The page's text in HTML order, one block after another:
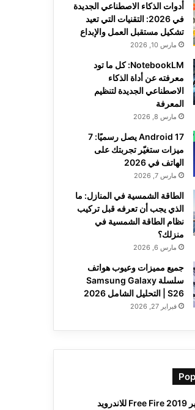
أدوات الذكاء الاصطناعي الجديدة
في 2026: التقنيات التي تعيد
تشكيل مستقبل العمل والإبداع
مارس 10, 2026
NotebookLM: كل ما تود
معرفته عن أداة الذكاء
الاصطناعي الجديدة لتنظيم
المعرفة
مارس 8, 2026
Android 17 يصل رسميًا: 7
ميزات ستغيّر تجربتك على
الهاتف في 2026
مارس 7, 2026
الطاقة الشمسية في المنازل: ما
الذي يجب أن تعرفه قبل تركيب
نظام الطاقة الشمسية في
منزلك؟
مارس 6, 2026
جميع مميزات وعيوب هواتف
سلسلة Samsung Galaxy
S26 | التحليل الشامل 2026
فبراير 27, 2026
تحميل لعبة فري فاير Free Fire 2019 للاندرويد